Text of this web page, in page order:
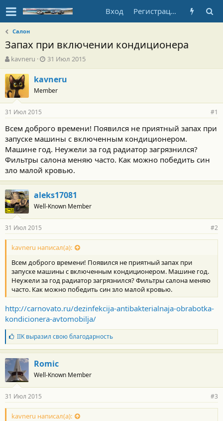
Вход Регистрация
Салон
Запах при включении кондиционера
А
в
т
о
р
т
е
м
ы
kavneru
Д
а
т
а
н
а
а
л
а
31 Июл 2015
kavneru
Member
31 Июл 2015 #1
Всем доброго времени! Появился не приятный запах при
запуске машины с включенным кондиционером.
Машине год. Неужели за год радиатор загрязнился?
Фильтры салона меняю часто. Как можно победить син
зло малой кровью.
aleks17081
Well-Known Member
31 Июл 2015 #2
kavneru написал(а):
Всем доброго времени! Появился не приятный запах при
запуске машины с включенным кондиционером. Машине год.
Неужели за год радиатор загрязнился? Фильтры салона меняю
часто. Как можно победить син зло малой кровью.
http://carnovato.ru/dezinfekcija-antibakterialnaja-obrabotka-
kondicionera-avtomobilja/
Б
л
а
г
о
д
а
н
о
с
IIKвыразил свою благодарность
Romic
Well-Known Member
31 Июл 2015 #3
kavneru написал(а):